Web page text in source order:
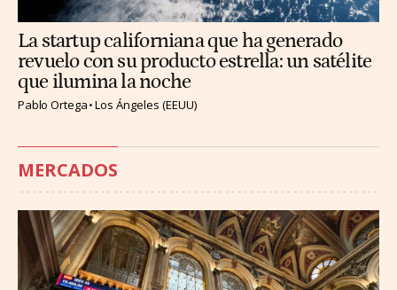
La startup californiana que ha generado
revuelo con su producto estrella: un satélite
que ilumina la noche
Pablo Ortega Los Ángeles (EEUU)
MERCADOS